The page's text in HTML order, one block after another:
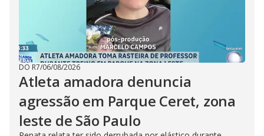
DO R7/06/08/2026
Atleta amadora denuncia
agressão em Parque Ceret, zona
leste de São Paulo